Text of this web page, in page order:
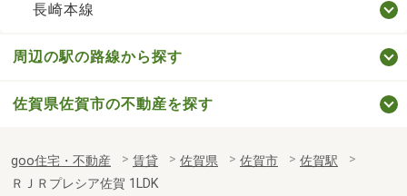
長崎本線
周辺の駅の路線から探す
佐賀県佐賀市の不動産を探す
goo住宅・不動産 賃貸 佐賀県 佐賀市
佐賀駅
ＲＪＲプレシア佐賀 1LDK